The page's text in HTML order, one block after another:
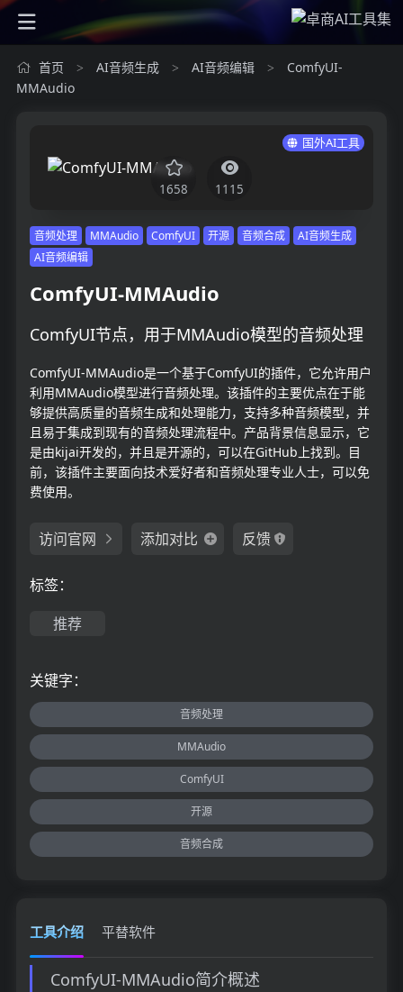
首页 > AI音频生成 > AI音频编辑 >
ComfyUI-
MMAudio
国外AI工具
1658 1115
音频处理 MMAudio ComfyUI 开源 音频合成
AI音频生成
AI音频编辑
ComfyUI-MMAudio
ComfyUI节点，用于MMAudio模型的音频处理
ComfyUI-MMAudio是一个基于ComfyUI的插件，它允许用户
利用MMAudio模型进行音频处理。该插件的主要优点在于能
够提供高质量的音频生成和处理能力，支持多种音频模型，并
且易于集成到现有的音频处理流程中。产品背景信息显示，它
是由kijai开发的，并且是开源的，可以在GitHub上找到。目
前，该插件主要面向技术爱好者和音频处理专业人士，可以免
费使用。
访问官网 添加对比 反馈
标签：
推荐
关键字：
音频处理
MMAudio
ComfyUI
开源
音频合成
工具介绍 平替软件
ComfyUI-MMAudio简介概述